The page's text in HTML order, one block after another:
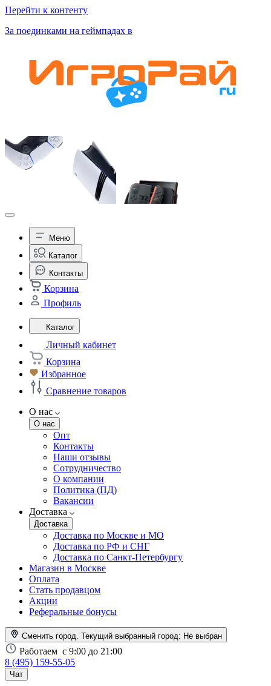
Перейти к контенту
За поединками на геймпадах в
Меню
Каталог
Контакты
Корзина
Профиль
Каталог
Личный кабинет
Корзина
Избранное
Сравнение товаров
О нас
О нас
Опт
Контакты
Наши отзывы
Сотрудничество
О компании
Политика (ПД)
Вакансии
Доставка
Доставка
Доставка по Москве и МО
Доставка по РФ и СНГ
Доставка по Санкт-Петербургу
Магазин в Москве
Оплата
Стать продавцом
Акции
Реферальные бонусы
Сменить город. Текущий выбранный город: Не выбран
Работаем с 9:00 до 21:00
8 (495) 159-55-05
Чат